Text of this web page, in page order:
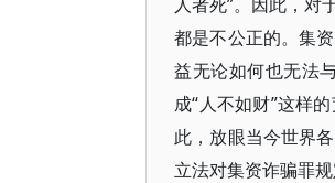
都是不公正的。集
益无论如何也无法
成“人不如财”这样
此，放眼当今世界
立法对集资诈骗罪